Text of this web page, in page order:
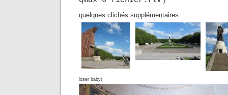
quelques clichés supplémentaires :
loser baby)